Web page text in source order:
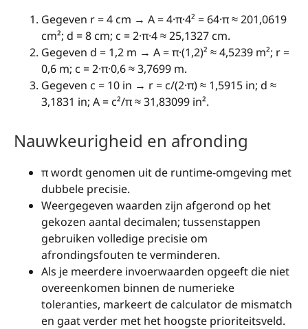
Gegeven r = 4 cm → A = 4·π·4² = 64·π ≈ 201,0619
cm²; d = 8 cm; c = 2·π·4 ≈ 25,1327 cm.
Gegeven d = 1,2 m → A = π·(1,2)² ≈ 4,5239 m²; r =
0,6 m; c = 2·π·0,6 ≈ 3,7699 m.
Gegeven c = 10 in → r = c/(2·π) ≈ 1,5915 in; d ≈
3,1831 in; A = c²/π ≈ 31,83099 in².
Nauwkeurigheid en afronding
π wordt genomen uit de runtime-omgeving met
dubbele precisie.
Weergegeven waarden zijn afgerond op het
gekozen aantal decimalen; tussenstappen
gebruiken volledige precisie om
afrondingsfouten te verminderen.
Als je meerdere invoerwaarden opgeeft die niet
overeenkomen binnen de numerieke
toleranties, markeert de calculator de mismatch
en gaat verder met het hoogste prioriteitsveld.